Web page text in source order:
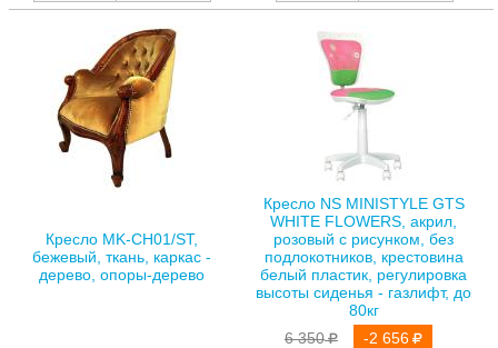
Кресло MK-CH01/ST,
бежевый, ткань, каркас -
дерево, опоры-дерево
Кресло NS MINISTYLE GTS
WHITE FLOWERS, акрил,
розовый с рисунком, без
подлокотников, крестовина
белый пластик, регулировка
высоты сиденья - газлифт, до
80кг
6 350
-2 656